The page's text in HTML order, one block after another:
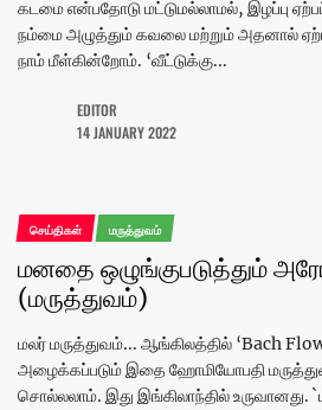
கடமை என்பதோடு மட்டுமல்லாமல், இழப்பு
நம்மை அழுத்தும் கவலை மற்றும் அதனால்
நாம் மீள்கின்றோம். ‘வீட்டுக்கு...
EDITOR
14 JANUARY 2022
செய்திகள் மருத்துவம்
மனதை ஒழுங்குபடுத்தும்
(மருத்துவம்)
மலர் மருத்துவம்... ஆங்கிலத்தில் ‘Bach
அழைக்கப்படும் இதை ஹோமியோபதி
சொல்லலாம். இது இங்கிலாந்தில்